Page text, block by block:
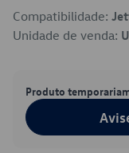
Compatibilidade:
Unidade de venda:
Produto